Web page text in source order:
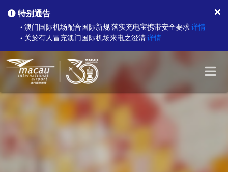
特别通告
● 澳门国际机场配合国际新规 落实充电宝携带安全要求详情
● 关於有人冒充澳门国际机场来电之澄清详情